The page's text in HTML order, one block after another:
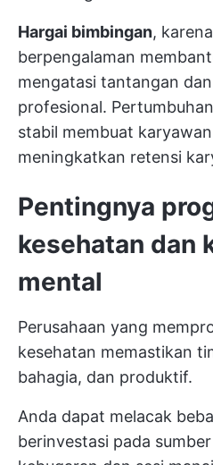
Hargai bimbingan,
berpengalaman
mengatasi tantangan
profesional.
stabil membuat
meningkatkan retensi
Pentingnya
kesehatan dan
mental
Perusahaan yang
kesehatan memastikan
bahagia, dan produktif.
Anda dapat melacak
berinvestasi pada